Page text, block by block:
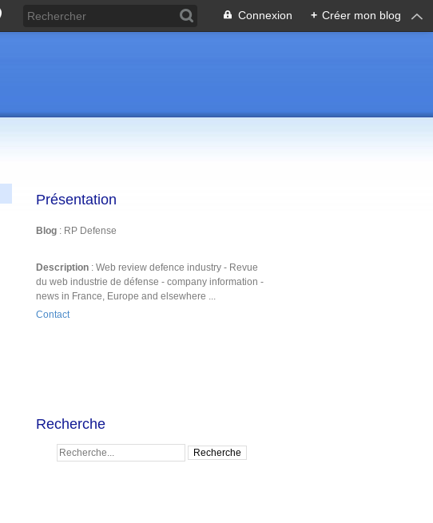
Connexion + Créer mon blog
Présentation
Blog : RP Defense
Description : Web review defence industry - Revue
du web industrie de défense - company information -
news in France, Europe and elsewhere ...
Contact
Recherche